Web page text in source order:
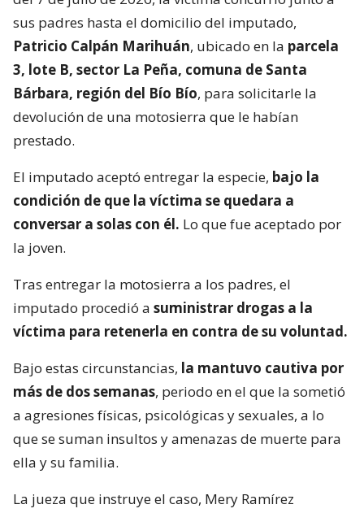
sus padres hasta el domicilio del imputado,
Patricio Calpán Marihuán, ubicado en la parcela
3, lote B, sector La Peña, comuna de Santa
Bárbara, región del Bío Bío, para solicitarle la
devolución de una motosierra que le habían
prestado.
El imputado aceptó entregar la especie, bajo la
condición de que la víctima se quedara a
conversar a solas con él. Lo que fue aceptado por
la joven.
Tras entregar la motosierra a los padres, el
imputado procedió a suministrar drogas a la
víctima para retenerla en contra de su voluntad.
Bajo estas circunstancias, la mantuvo cautiva por
más de dos semanas, periodo en el que la sometió
a agresiones físicas, psicológicas y sexuales, a lo
que se suman insultos y amenazas de muerte para
ella y su familia.
La jueza que instruye el caso, Mery Ramírez